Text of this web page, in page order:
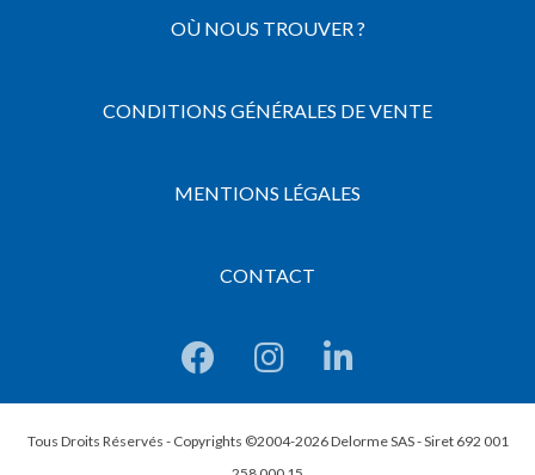
OÙ NOUS TROUVER ?
CONDITIONS GÉNÉRALES DE VENTE
MENTIONS LÉGALES
CONTACT
Tous Droits Réservés - Copyrights ©2004-2026 Delorme SAS - Siret 692 001